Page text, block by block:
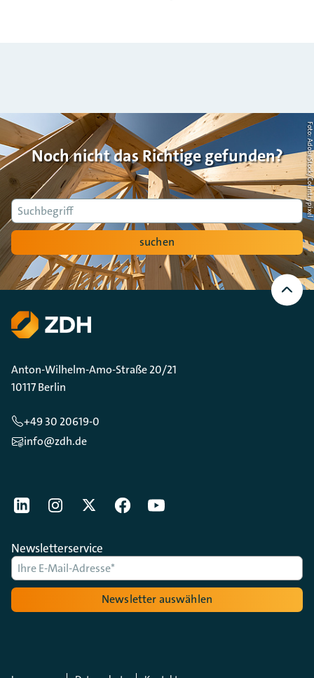
Noch nicht das Richtige gefunden?
Suche
suchen
Foto: AdobeStock/Countrypixel
Nach
oben
Scrollen
Anton-Wilhelm-Amo-Straße 20/21
10117 Berlin
+49 30 20619-0
info@zdh.de
[Der ZDH in den Sozialen Netzwerken]
LinkedIninstagramTwitterFacebookYoutube
Newsletterservice
Newsletter auswählen